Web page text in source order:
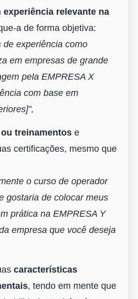
experiência relevante na
a de forma objetiva:
de experiência como
em empresas de grande
pela EMPRESA X
com base em
treinamentos e
certificações, mesmo que
o curso de operador
gostaria de colocar meus
prática na EMPRESA Y
empresa que você deseja
características
, tendo em mente que